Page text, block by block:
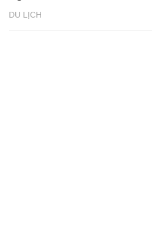
DU LỊCH